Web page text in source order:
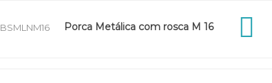
BSMLNM16 Porca Metálica com rosca M 16